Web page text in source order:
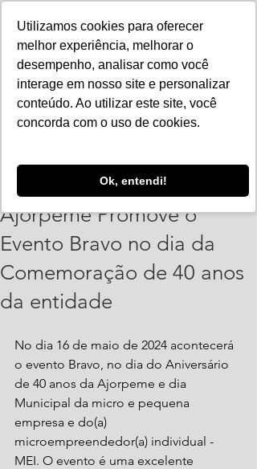
Utilizamos cookies para oferecer
melhor experiência, melhorar o
desempenho, analisar como você
interage em nosso site e personalizar
conteúdo. Ao utilizar este site, você
concorda com o uso de cookies.
Ok, entendi!
Ajorpeme Promove o
Evento Bravo no dia da
Comemoração de 40 anos
da entidade
Vinicius Leonardo
No dia 16 de maio de 2024 acontecerá
o evento Bravo, no dia do Aniversário
de 40 anos da Ajorpeme e dia
Municipal da micro e pequena
empresa e do(a)
microempreendedor(a) individual -
MEI. O evento é uma excelente